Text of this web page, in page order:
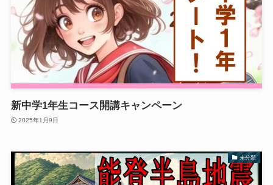
新中学1年生コース開講キャンペーン
2025年1月9日
未分類